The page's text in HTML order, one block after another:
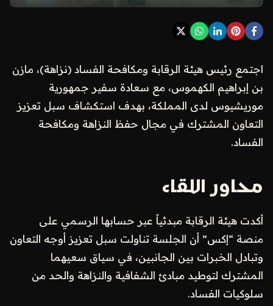
اجتمع رئيس هيئة الرقابة ومكافحة الفساد (نزاهة)، مازن
بن إبراهيم الكهموس، مع سعادة سفير جمهورية
موريشيوس لدى المملكة، بهدف استكشاف سبل تعزيز
التعاون المشترك في مجال حفظ النزاهة ومكافحة
الفساد.
محاور اللقاء
أكدت هيئة الرقابة مبدئياً عبر حسابها الرسمي على
منصة “إكس” أن الجلسة تناولت سبل تعزيز أوجه التعاون
وتبادل الخبرات بين الجانبين، في سياق سعيهما
المشترك لتوطيد مبادئ الشفافية والنزاهة والحد من
سلوكيات الفساد.